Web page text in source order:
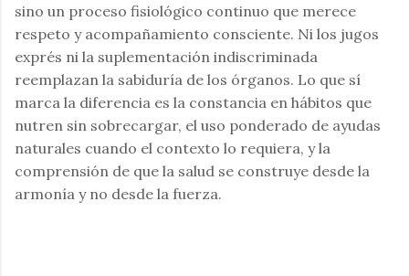
sino un proceso fisiológico continuo que merece
respeto y acompañamiento consciente. Ni los jugos
exprés ni la suplementación indiscriminada
reemplazan la sabiduría de los órganos. Lo que sí
marca la diferencia es la constancia en hábitos que
nutren sin sobrecargar, el uso ponderado de ayudas
naturales cuando el contexto lo requiera, y la
comprensión de que la salud se construye desde la
armonía y no desde la fuerza.